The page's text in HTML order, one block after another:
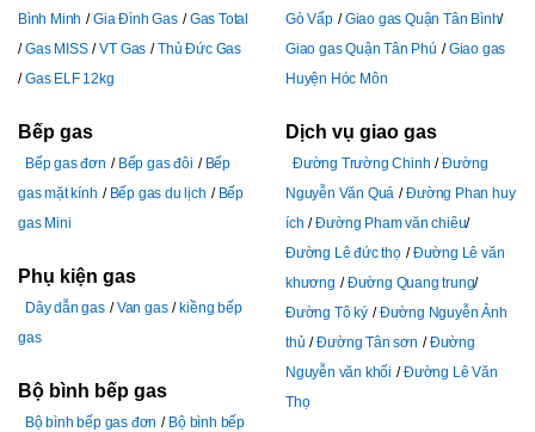
Bình Minh
Gia Đình Gas
Gas Total
Gas MISS
VT Gas
Thủ Đức Gas
Gas ELF 12kg
Bếp gas
Bếp gas đơn Bếp gas đôi
Bếp
gas mặt kính
Bếp gas du lịch
Bếp
gas Mini
Phụ kiện gas
Dây dẫn gas Van gas
kiềng bếp
gas
Bộ bình bếp gas
Bộ bình bếp gas đơn
Bộ bình bếp
Gò Vấp
Giao gas Quận Tân Bình
Giao gas Quận Tân Phú
Giao gas
Huyện Hóc Môn
Dịch vụ giao gas
Đường Trường Chinh
Đường
Nguyễn Văn Quá
Đường Phan huy
ích
Đường Pham văn chiêu
Đường Lê đức thọ
Đường Lê văn
khương
Đường Quang trung
Đường Tô ký
Đường Nguyễn Ảnh
thủ
Đường Tân sơn
Đường
Nguyễn văn khối
Đường Lê Văn
Thọ